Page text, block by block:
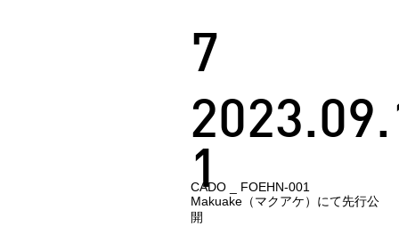
CADO _ FOEHN-001
Makuake（マクアケ）にて先行公
開
7
1